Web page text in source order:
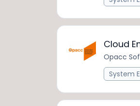
Cloud
Opacc
System